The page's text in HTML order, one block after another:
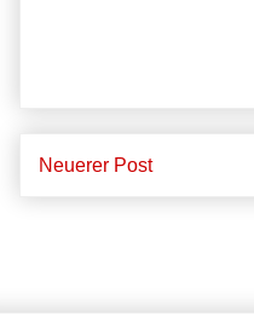
Neuerer Post